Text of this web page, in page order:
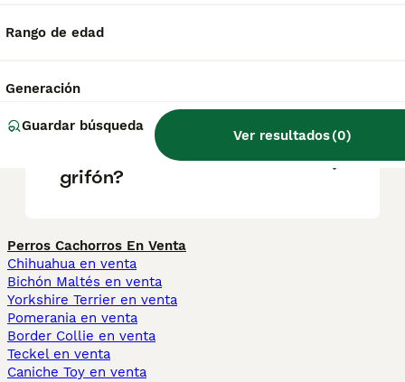
Rango de edad
Generación
Guardar búsqueda
Ver resultados(0)
gascuña?
¿Cuánto cuesta un perro
grifón?
Perros Cachorros En Venta
Chihuahua en venta
Bichón Maltés en venta
Yorkshire Terrier en venta
Pomerania en venta
Border Collie en venta
Teckel en venta
Caniche Toy en venta